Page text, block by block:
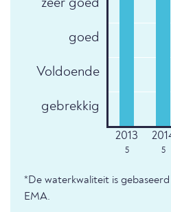
zeer goed
goed
Voldoende
gebrekkig
5 5
*De waterkwaliteit is
EMA.